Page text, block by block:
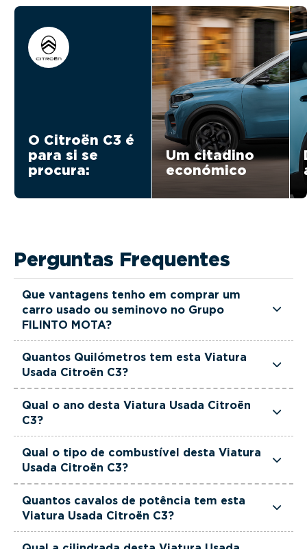
O Citroën C3 é
para si se
procura:
Um citadino
económico
Perguntas Frequentes
Que vantagens tenho em comprar um
carro usado ou seminovo no Grupo
FILINTO MOTA?
FILINTO MOTA são rigorosamente selecionadas
quilómetros reais garantidos. Além disso, dispõe
de uma equipa de gestores comerciais dedicada,
pronta a ajudá-lo a encontrar a viatura que
melhor se adapta às suas necessidades e ao seu
orçamento.
Quantos Quilómetros tem esta Viatura
Usada Citroën C3?
114990 km.
Qual o ano desta Viatura Usada Citroën
C3?
Qual o tipo de combustível desta Viatura
Usada Citroën C3?
com uma motorização Diesel.
Quantos cavalos de potência tem esta
Viatura Usada Citroën C3?